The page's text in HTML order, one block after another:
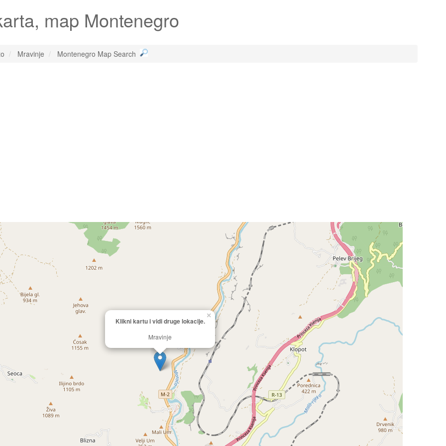
map Montenegro
Mravinje Montenegro Map Search
Klikni kartu i vidi druge lokacije.
Mravinje
×